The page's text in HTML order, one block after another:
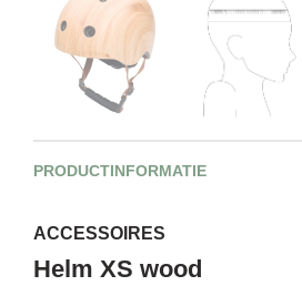
PRODUCTINFORMATIE
ACCESSOIRES
Helm XS wood